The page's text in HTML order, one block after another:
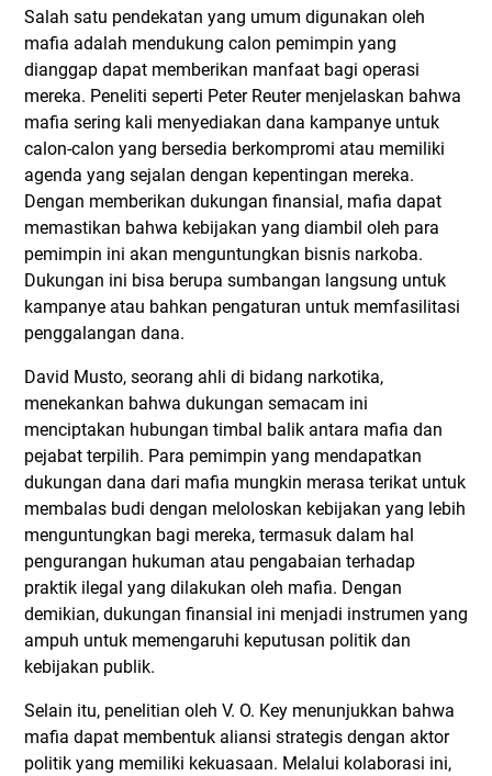
Salah satu pendekatan yang umum digunakan oleh
mafia adalah mendukung calon pemimpin yang
dianggap dapat memberikan manfaat bagi operasi
mereka. Peneliti seperti Peter Reuter menjelaskan bahwa
mafia sering kali menyediakan dana kampanye untuk
calon-calon yang bersedia berkompromi atau memiliki
agenda yang sejalan dengan kepentingan mereka.
Dengan memberikan dukungan finansial, mafia dapat
memastikan bahwa kebijakan yang diambil oleh para
pemimpin ini akan menguntungkan bisnis narkoba.
Dukungan ini bisa berupa sumbangan langsung untuk
kampanye atau bahkan pengaturan untuk memfasilitasi
penggalangan dana.
David Musto, seorang ahli di bidang narkotika,
menekankan bahwa dukungan semacam ini
menciptakan hubungan timbal balik antara mafia dan
pejabat terpilih. Para pemimpin yang mendapatkan
dukungan dana dari mafia mungkin merasa terikat untuk
membalas budi dengan meloloskan kebijakan yang lebih
menguntungkan bagi mereka, termasuk dalam hal
pengurangan hukuman atau pengabaian terhadap
praktik ilegal yang dilakukan oleh mafia. Dengan
demikian, dukungan finansial ini menjadi instrumen yang
ampuh untuk memengaruhi keputusan politik dan
kebijakan publik.
Selain itu, penelitian oleh V. O. Key menunjukkan bahwa
mafia dapat membentuk aliansi strategis dengan aktor
politik yang memiliki kekuasaan. Melalui kolaborasi ini,